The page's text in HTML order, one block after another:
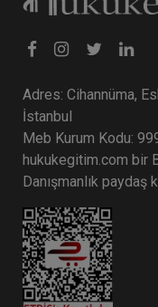
Adres: Cihannüma,
İstanbul
Meb Kurum Kodu:
hukukegitim.com bir
Danışmanlık paydaş